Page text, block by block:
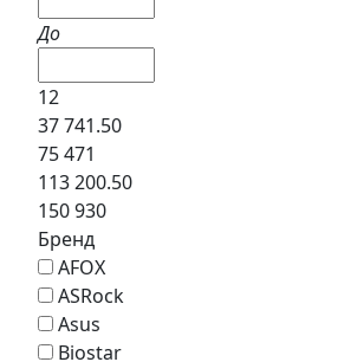
До
12
37 741.50
75 471
113 200.50
150 930
Бренд
AFOX
ASRock
Asus
Biostar